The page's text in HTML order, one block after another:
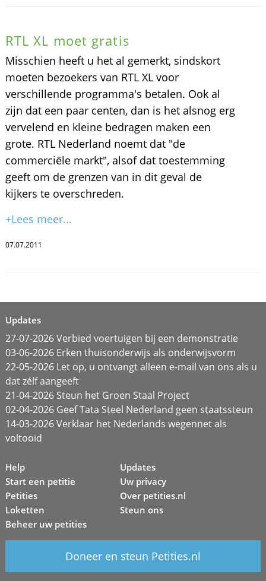
RTL XL moet gratis
Misschien heeft u het al gemerkt, sindskort
moeten bezoekers van RTL XL voor
verschillende programma's betalen. Ook al
zijn dat een paar centen, dan is het alsnog erg
vervelend en kleine bedragen maken een
grote. RTL Nederland noemt dat "de
commerciële markt", alsof dat toestemming
geeft om de grenzen van in dit geval de
kijkers te overschreden.
+Lees meer...
07.07.2011
Updates
27-07-2026 Verbied voertuigen bij een demonstratie
03-06-2026 Erken thuisonderwijs als onderwijsvorm
22-05-2026 Let op, u ontvangt alleen e-mail van ons als u
dat zélf aangeeft
21-04-2026 Steun het Groen Staal Project
02-04-2026 Geef Tata Steel Nederland geen staatssteun
14-03-2026 Verklaar het Nederlands wegennet als
voltooid
Help
Start een petitie
Petities
Loketten
Beheer uw petities
Updates
Uw privacy
Over petities.nl
Steun ons
Doneer en steun Petities.nl